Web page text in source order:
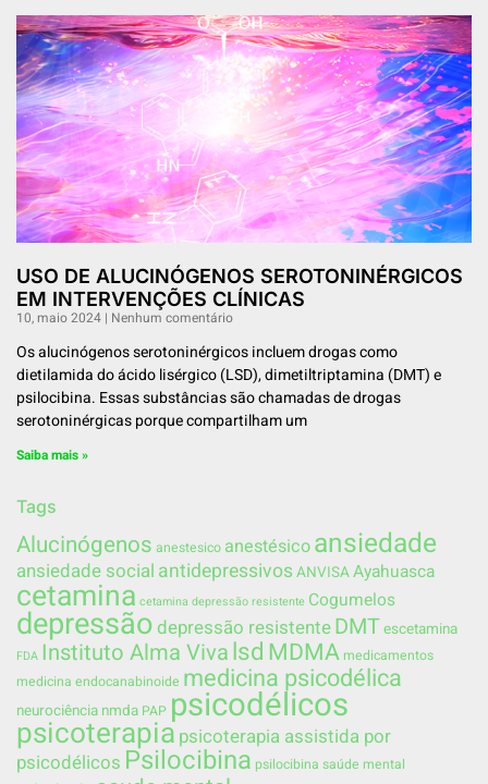
USO DE ALUCINÓGENOS SEROTONINÉRGICOS
EM INTERVENÇÕES CLÍNICAS
10, maio 2024 Nenhum comentário
Os alucinógenos serotoninérgicos incluem drogas como
dietilamida do ácido lisérgico (LSD), dimetiltriptamina (DMT) e
psilocibina. Essas substâncias são chamadas de drogas
serotoninérgicas porque compartilham um
Saiba mais »
Tags
Alucinógenos anestesico anestésicoansiedade
ansiedade social antidepressivos ANVISAAyahuasca
cetamina cetamina depressão resistente Cogumelos
depressãodepressão resistenteDMTescetamina
FDA Instituto Alma VivalsdMDMA medicamentos
medicina endocanabinoide medicina psicodélica
neurociência nmda PAP psicodélicos
psicoterapiapsicoterapia assistida por
psicodélicos Psilocibina psilocibina saúde mental